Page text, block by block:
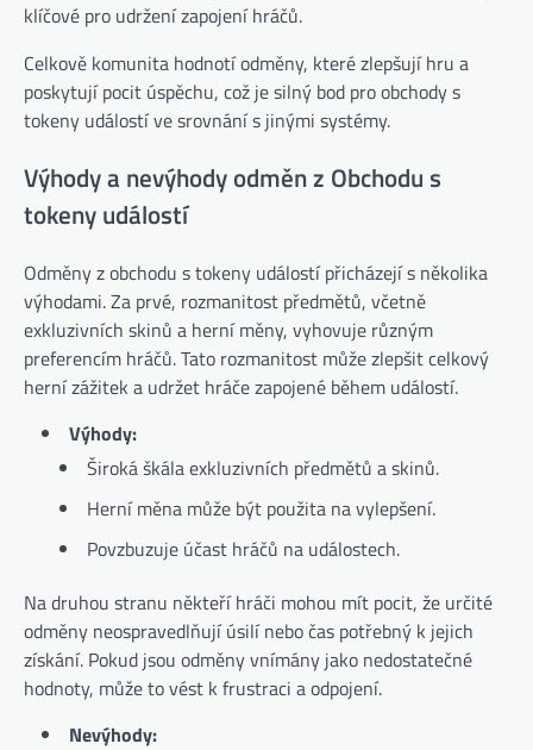
klíčové pro udržení zapojení hráčů.
Celkově komunita hodnotí odměny, které zlepšují hru a
poskytují pocit úspěchu, což je silný bod pro obchody s
tokeny událostí ve srovnání s jinými systémy.
Výhody a nevýhody odměn z Obchodu s
tokeny událostí
Odměny z obchodu s tokeny událostí přicházejí s několika
výhodami. Za prvé, rozmanitost předmětů, včetně
exkluzivních skinů a herní měny, vyhovuje různým
preferencím hráčů. Tato rozmanitost může zlepšit celkový
herní zážitek a udržet hráče zapojené během událostí.
Výhody:
Široká škála exkluzivních předmětů a skinů.
Herní měna může být použita na vylepšení.
Povzbuzuje účast hráčů na událostech.
Na druhou stranu někteří hráči mohou mít pocit, že určité
odměny neospravedlňují úsilí nebo čas potřebný k jejich
získání. Pokud jsou odměny vnímány jako nedostatečné
hodnoty, může to vést k frustraci a odpojení.
Nevýhody: